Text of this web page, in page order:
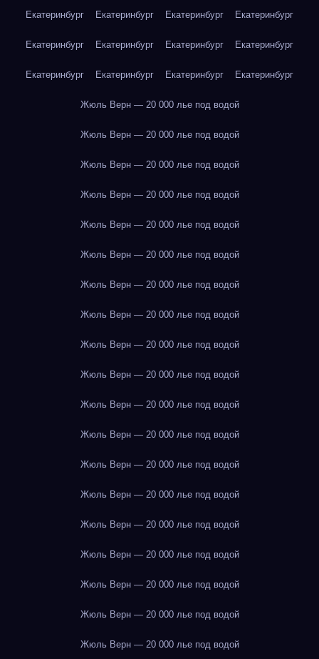
Екатеринбург Екатеринбург Екатеринбург Екатеринбург
Екатеринбург Екатеринбург Екатеринбург Екатеринбург
Екатеринбург Екатеринбург Екатеринбург Екатеринбург
Жюль Верн — 20 000 лье под водой
Жюль Верн — 20 000 лье под водой
Жюль Верн — 20 000 лье под водой
Жюль Верн — 20 000 лье под водой
Жюль Верн — 20 000 лье под водой
Жюль Верн — 20 000 лье под водой
Жюль Верн — 20 000 лье под водой
Жюль Верн — 20 000 лье под водой
Жюль Верн — 20 000 лье под водой
Жюль Верн — 20 000 лье под водой
Жюль Верн — 20 000 лье под водой
Жюль Верн — 20 000 лье под водой
Жюль Верн — 20 000 лье под водой
Жюль Верн — 20 000 лье под водой
Жюль Верн — 20 000 лье под водой
Жюль Верн — 20 000 лье под водой
Жюль Верн — 20 000 лье под водой
Жюль Верн — 20 000 лье под водой
Жюль Верн — 20 000 лье под водой